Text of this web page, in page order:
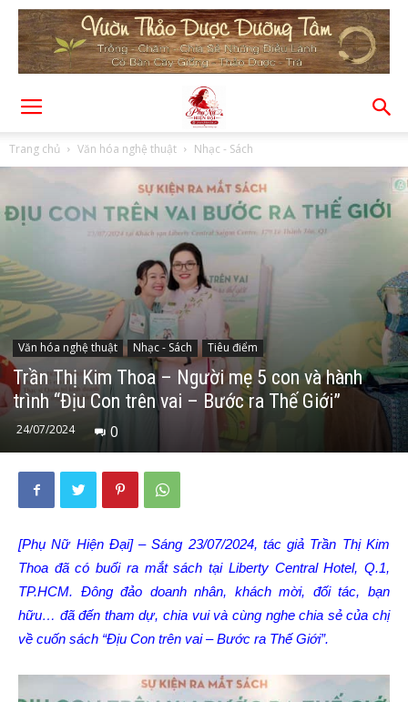
Trang chủ Văn hóa nghệ thuật Nhạc - Sách
Văn hóa nghệ thuật Nhạc - Sách Tiêu điểm
Trần Thị Kim Thoa – Người mẹ 5 con và hành
trình “Địu Con trên vai – Bước ra Thế Giới”
24/07/2024 0
[Phụ Nữ Hiện Đại] – Sáng 23/07/2024, tác giả Trần Thị Kim
Thoa đã có buổi ra mắt sách tại Liberty Central Hotel, Q.1,
TP.HCM. Đông đảo doanh nhân, khách mời, đối tác, bạn
hữu… đã đến tham dự, chia vui và cùng nghe chia sẻ của chị
về cuốn sách “Địu Con trên vai – Bước ra Thế Giới”.